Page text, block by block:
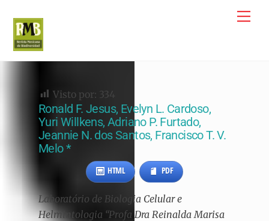
content
Visto por: 334
Ronald F. Jesus, Evelyn L. Cardoso,
Yuri Willkens, Adriano P. Furtado,
Jeannie N. dos Santos, Francisco T. V.
Melo *
HTML PDF
Laboratório de Biologia Celular e
Helmintologia “Profa Dra Reinalda Marisa